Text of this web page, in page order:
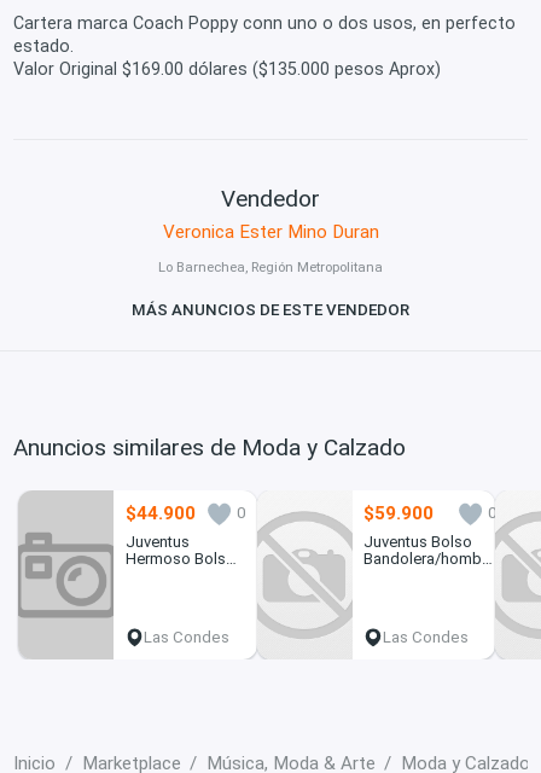
Cartera marca Coach Poppy conn uno o dos usos, en perfecto
estado.
Valor Original $169.00 dólares ($135.000 pesos Aprox)
Vendedor
Veronica Ester Mino Duran
Lo Barnechea, Región Metropolitana
MÁS ANUNCIOS DE ESTE VENDEDOR
Anuncios similares de Moda y Calzado
$44.900
0
Juventus
Hermoso Bolso
Las Condes
$59.900
0
Juventus Bolso
Bandolera/hombro
Las Condes
Inicio Marketplace Música, Moda & Arte Moda y Calzado